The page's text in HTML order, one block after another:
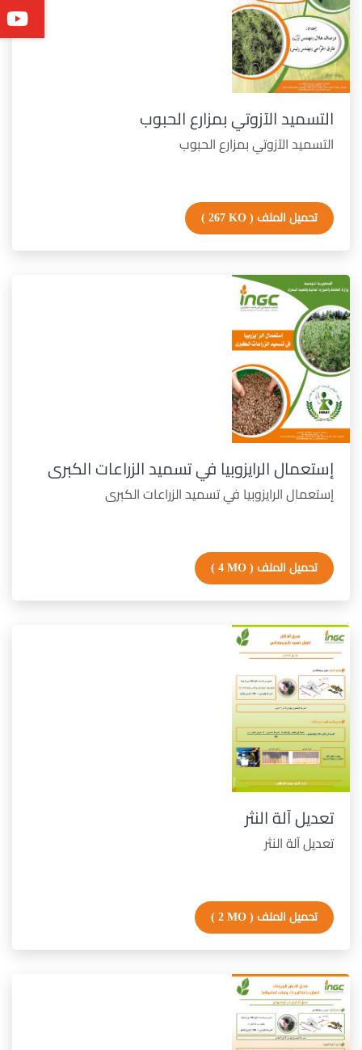
التسميد الآزوتي بمزارع الحبوب
التسميد الآزوتي بمزارع الحبوب
تحميل الملف ( 267 KO )
إستعمال الرايزوبيا في تسميد الزراعات الكبرى
إستعمال الرايزوبيا في تسميد الزراعات الكبرى
تحميل الملف ( 4 MO )
تعديل آلة النثر
تعديل آلة النثر
تحميل الملف ( 2 MO )